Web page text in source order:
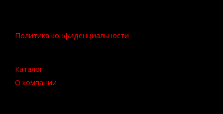
Политика конфиденциальности
Каталог
О компании